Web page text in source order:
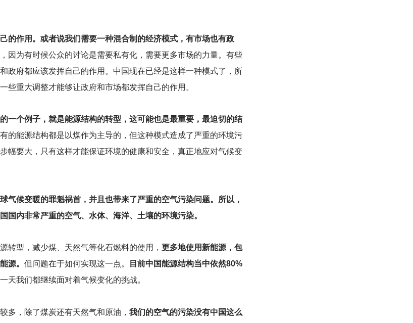
的作用。或者说我们需要一种混合制的经济模式，有市场也有政
因为有时候公众的讨论是需要私有化，需要更多市场的力量。有些
政府都应该发挥自己的作用。中国现在已经是这样一种模式了，所
些重大调整才能够让政府和市场都发挥自己的作用。
一个例子，就是能源结构的转型，这可能也是最重要，最迫切的结
的能源结构都是以煤作为主导的，但这种模式造成了严重的环境污
幅要大，只有这样才能保证环境的健康和安全，真正地应对气候变
候变暖的罪魁祸首，并且也带来了严重的空气污染问题。所以，
内非常严重的空气、水体、海洋、土壤的环境污染。
转型，减少煤、天然气等化石燃料的使用， 更多地使用新能源，包
源。 但问题在于如何实现这一点。
目前中国能源结构当中依然80%
天我们都继续面对着气候变化的挑战。
多，除了煤炭还有天然气和原油， 我们的空气的污染没有中国这么